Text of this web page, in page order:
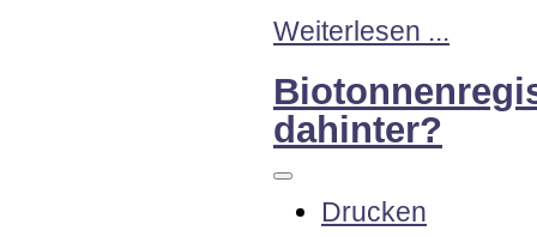
Weiterlesen ...
dahinter?
Drucken